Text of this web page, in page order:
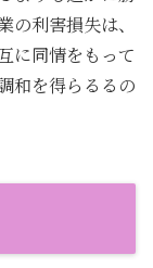
利害損失は、
に同情をもって
和を得らるるの